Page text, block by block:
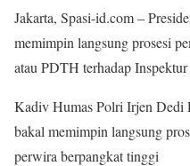
Jakarta, Spasi-id.com –
memimpin langsung prosesi
atau PDTH terhadap
Kadiv Humas Polri Irjen Dedi
bakal memimpin langsung
perwira berpangkat tinggi